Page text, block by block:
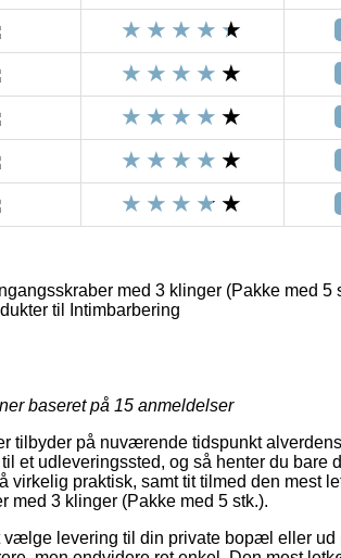
med 3 klinger (Pakke med 5
til Intimbarbering
baseret på 15 anmeldelser
tilbyder på nuværende tidspunkt
et udleveringssted, og så henter du bare
virkelig praktisk, samt tit tilmed den mest
med 3 klinger (Pakke med 5 stk.).
levering til din private bopæl eller ud